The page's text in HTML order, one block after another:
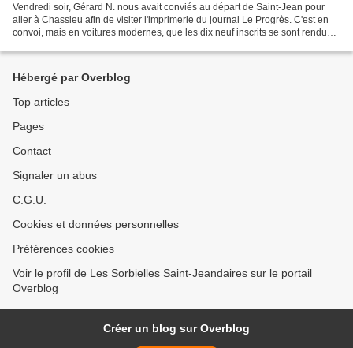
Vendredi soir, Gérard N. nous avait conviés au départ de Saint-Jean pour
aller à Chassieu afin de visiter l'imprimerie du journal Le Progrès. C'est en
convoi, mais en voitures modernes, que les dix neuf inscrits se sont rendus
Hébergé par Overblog
Top articles
Pages
Contact
Signaler un abus
C.G.U.
Cookies et données personnelles
Préférences cookies
Voir le profil de Les Sorbielles Saint-Jeandaires sur le portail
Overblog
Créer un blog sur Overblog